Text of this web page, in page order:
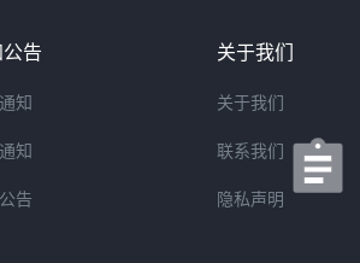
告
知
知
告
关于我们
关于我们
联系我们
隐私声明